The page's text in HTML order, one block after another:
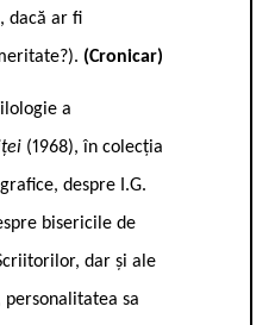
dacă ar fi
(Cronicar)
a
(1968), în colecția
despre I.G.
bisericile de
dar și ale
sa